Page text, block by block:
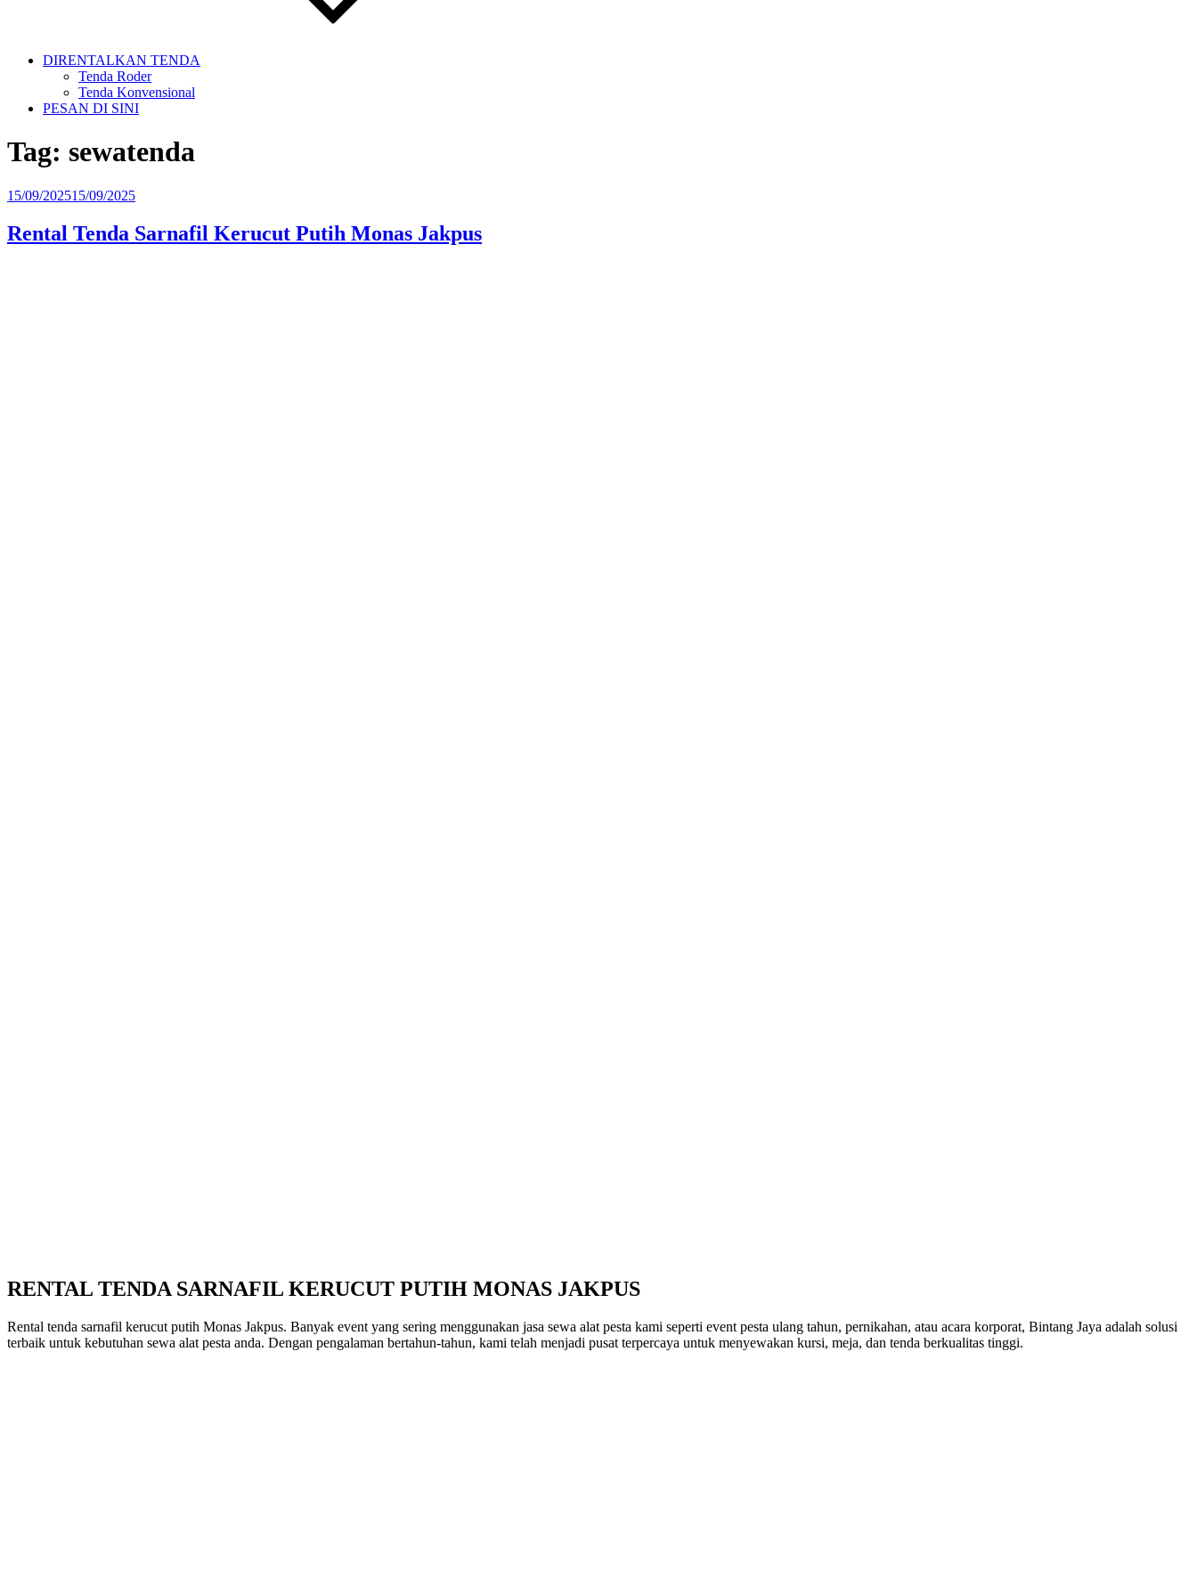
DIRENTALKAN TENDA
Tenda Roder
Tenda Konvensional
PESAN DI SINI
Tag: sewatenda
Diposkan
15/09/202515/09/2025
Rental Tenda Sarnafil Kerucut Putih Monas Jakpus
RENTAL TENDA SARNAFIL KERUCUT PUTIH MONAS JAKPUS
Rental tenda sarnafil kerucut putih Monas Jakpus. Banyak event yang sering menggunakan jasa sewa alat pesta kami seperti event pesta ulang tahun, pernikahan, atau acara korporat, Bintang Jaya adalah solusi
terbaik untuk kebutuhan sewa alat pesta anda. Dengan pengalaman bertahun-tahun, kami telah menjadi pusat terpercaya untuk menyewakan kursi, meja, dan tenda berkualitas tinggi.